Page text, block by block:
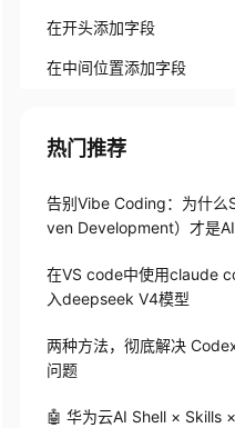
在开头添加字段
在中间位置添加字段
热门推荐
告别Vibe Coding：为什么
ven Development）才是
在VS code中使用claude
入deepseek V4模型
两种方法，彻底解决
问题
🤖 华为云AI Shell × Skills